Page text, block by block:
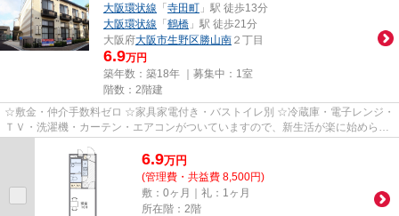
大阪環状線 「 寺田町 」駅 徒歩13分
大阪環状線 「 鶴橋 」駅 徒歩21分
大阪府大阪市生野区勝山南 ２丁目
6.9万円
築年数：築18年 ｜募集中： 1室
階数：2階建
☆敷金・仲介手数料ゼロ ☆家具家電付き・バストイレ別 ☆冷蔵庫・電子レンジ・
ＴＶ・洗濯機・カーテン・エアコンがついていますので、新生活が楽に始められ
6.9万円
(管理費・共益費 8,500円)
敷：0ヶ月｜礼：1ヶ月
所在階：2階